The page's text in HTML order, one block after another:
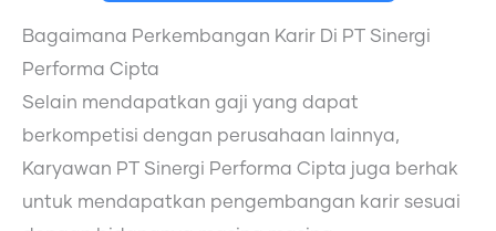
Bagaimana Perkembangan Karir Di PT Sinergi
Performa Cipta
Selain mendapatkan gaji yang dapat
berkompetisi dengan perusahaan lainnya,
Karyawan PT Sinergi Performa Cipta juga berhak
untuk mendapatkan pengembangan karir sesuai